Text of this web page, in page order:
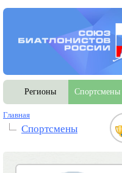
Регионы Спортсмены
Главная
Спортсмены